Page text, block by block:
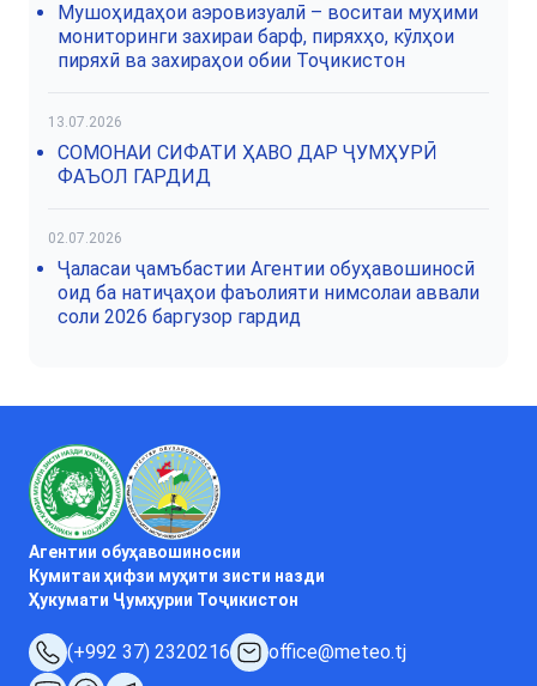
Мушоҳидаҳои аэровизуалӣ – воситаи муҳими
мониторинги захираи барф, пиряхҳо, кӯлҳои
пиряхӣ ва захираҳои обии Тоҷикистон
13.07.2026
СОМОНАИ СИФАТИ ҲАВО ДАР ҶУМҲУРӢ
ФАЪОЛ ГАРДИД
02.07.2026
Ҷаласаи ҷамъбастии Агентии обуҳавошиносӣ
оид ба натиҷаҳои фаъолияти нимсолаи аввали
соли 2026 баргузор гардид
Агентии обуҳавошиносии
Кумитаи ҳифзи муҳити зисти назди
Ҳукумати Ҷумҳурии Тоҷикистон
(+992 37) 2320216 office@meteo.tj